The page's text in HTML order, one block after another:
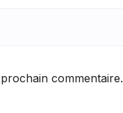
commentaire.